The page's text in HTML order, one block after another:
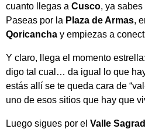
cuanto llegas a Cusco, ya
Paseas por la Plaza de Armas,
Qoricancha y empiezas a
Y claro, llega el momento estrella:
digo tal cual… da igual lo que
estás allí se te queda cara de
uno de esos sitios que hay que
Luego sigues por el Valle